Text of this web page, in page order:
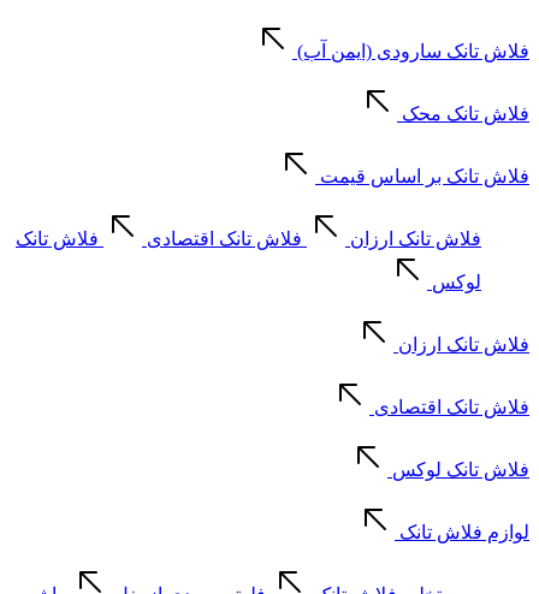
فلاش تانک سارودی (ایمن آب)
فلاش تانک محک
فلاش تانک بر اساس قیمت
فلاش تانک ارزان فلاش تانک اقتصادی فلاش تانک
لوکس
فلاش تانک ارزان
فلاش تانک اقتصادی
فلاش تانک لوکس
لوازم فلاش تانک